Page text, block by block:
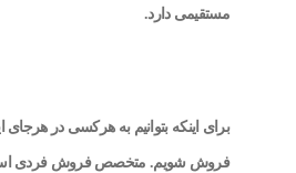
مستقیمی دارد.
برای اینکه بتوانیم به هرکسی در هرجای
فروش شویم. متخصص فروش فردی است